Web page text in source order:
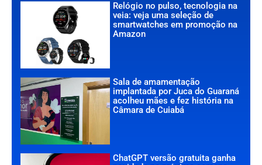
Relógio no pulso, tecnologia na
veia: veja uma seleção de
smartwatches em promoção na
Amazon
Sala de amamentação
implantada por Juca do Guaraná
acolheu mães e fez história na
Câmara de Cuiabá
ChatGPT versão gratuita ganha